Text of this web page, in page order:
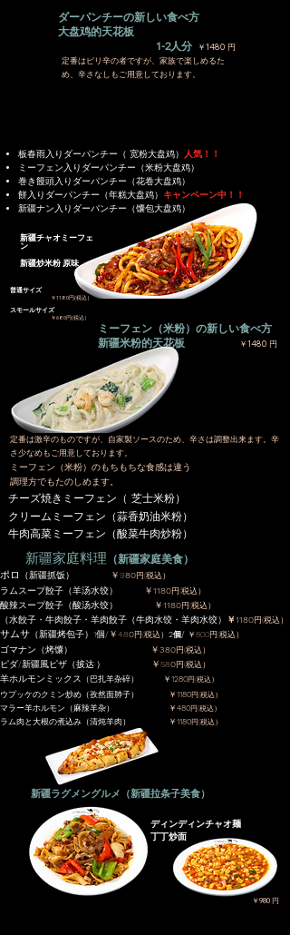
ダーパンチーの新しい食べ方
大盘鸡的天花板
1-2人分
￥1480 円
​定番はピリ辛の者ですが、家族で楽しめるた
め、辛さなしもご用意しております。
​板春雨入りダーパンチー（ 宽粉大盘鸡）
人気！！
ミーフェン入りダーパンチー（米粉大盘鸡）
巻き饅頭入りダーパンチー（花卷大盘鸡）
餅入りダーパンチー（年糕大盘鸡） キャンペーン中！！
新疆ナン入りダーパンチー（馕包大盘鸡）
新疆チャオミーフェ
ン
​新疆炒米粉 原味
​普通サイズ
​￥1180円(税込）
​スモールサイズ
​￥680円(税込）
ミーフェン（米粉）の新しい食べ方
新疆米粉的天花板
￥1480 円
​定番は激辛のものですが、自家製ソースのため、辛さは調整出来ます。辛
さ少なめもご用意しております。
​ミーフェン（米粉）のもちもちな食感は違う
調理方でもたのしめます。
チーズ焼きミーフェン（ 芝士米粉）
クリームミーフェン（蒜香奶油米粉）
牛肉高菜ミーフェン（酸菜牛肉炒粉）
​新疆家庭料理 （新疆家庭美食）
​ポロ （新疆抓饭） ￥980円(税込）
ラムスープ餃子（羊汤水饺） ￥1180円(税込）
酸辣スープ餃子（酸汤水饺） ￥1180円(税込）
（水餃子・牛肉餃子・羊肉餃子（牛肉水饺・羊肉水饺） ￥1180円(税込）
​サムサ （新疆烤包子）1個/￥480円(税込） 2個/ ￥800円(税込）
ゴマナン（烤馕） ￥380円(税込）
ピダ/新疆風ピザ（披达·） ￥580円(税込）
​羊ホルモンミックス （巴扎羊杂碎） ￥ 1280円(税込）
ウプッケのクミン炒め（孜然面肺子） ￥ 1180円(税込）
マラー羊ホルモン（麻辣羊杂） ￥ 480円(税込）
ラム肉と大根の煮込み（清炖羊肉） ￥ 1180円(税込）
新疆ラグメングルメ ​（新疆拉条子美食）
ディンディンチャオ麺
丁丁炒面
￥980 円